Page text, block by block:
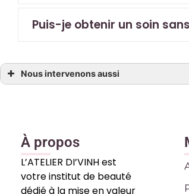
Puis-je obtenir un soin
Nous intervenons aussi
Institut de beauté à Septèmes-les-Vallons
Institut de beauté à Simiane-Collongue
Institut de beauté à Vitrolles
Institut de beauté à Gardanne
Institut de beauté à Mimet
À propos
L’ATELIER DI’VINH est
votre institut de beauté
dédié à la mise en valeur